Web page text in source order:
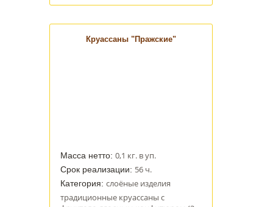
Круассаны "Пражские"
Масса нетто: 0,1 кг. в уп.
Срок реализации: 56 ч.
Категория: слоёные изделия
традиционные круассаны с